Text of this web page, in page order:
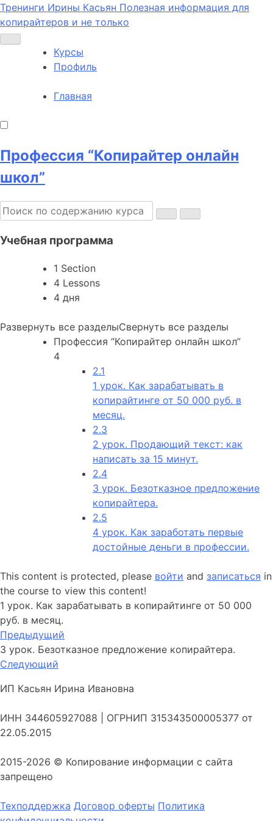
Тренинги Ирины Касьян Полезная информация для
копирайтеров и не только
Курсы
Профиль
Главная
Профессия “Копирайтер онлайн
школ”
Учебная программа
1 Section
4 Lessons
4 дня
Развернуть все разделыСвернуть все разделы
Профессия “Копирайтер онлайн школ”
4
2.1
1 урок. Как зарабатывать в
копирайтинге от 50 000 руб. в
месяц.
2.3
2 урок. Продающий текст: как
написать за 15 минут.
2.4
3 урок. Безотказное предложение
копирайтера.
2.5
4 урок. Как заработать первые
достойные деньги в профессии.
This content is protected, please войти and записаться in
the course to view this content!
1 урок. Как зарабатывать в копирайтинге от 50 000
руб. в месяц.
Предыдущий
3 урок. Безотказное предложение копирайтера.
Следующий
ИП Касьян Ирина Ивановна
ИНН 344605927088 | ОГРНИП 315343500005377 от
22.05.2015
2015-2026 © Копирование информации с сайта
запрещено
Техподдержка Договор оферты Политика